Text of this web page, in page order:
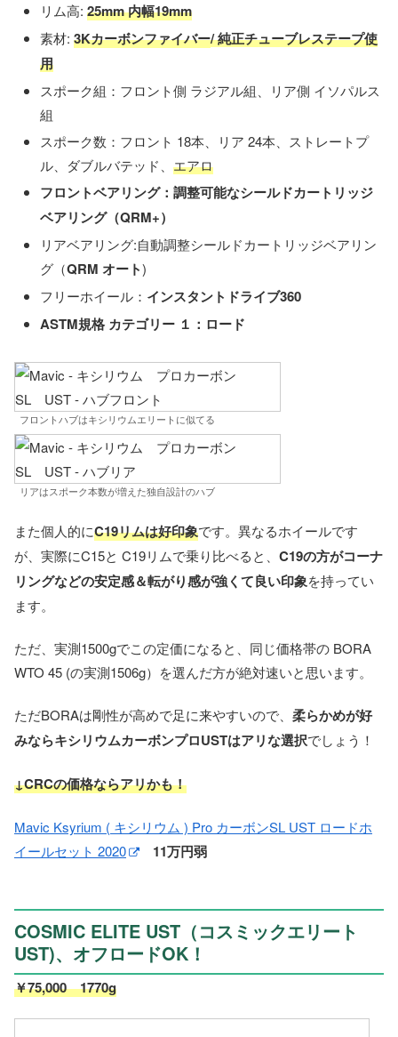
リム高: 25mm 内幅19mm
素材: 3Kカーボンファイバー/ 純正チューブレステープ使
用
スポーク組：フロント側 ラジアル組、リア側 イソパルス
組
スポーク数：フロント 18本、リア 24本、ストレートプ
ル、ダブルバテッド、 エアロ
フロントベアリング：調整可能なシールドカートリッジ
ベアリング（QRM+）
リアベアリング:自動調整シールドカートリッジベアリン
グ（QRM オート)
フリーホイール： インスタントドライブ360
ASTM規格 カテゴリー １：ロード
フロントハブはキシリウムエリートに似てる
リアはスポーク本数が増えた独自設計のハブ
また個人的にC19リムは好印象です。異なるホイールです
が、実際にC15と C19リムで乗り比べると、 C19の方がコーナ
リングなどの安定感＆転がり感が強くて良い印象を持ってい
ます。
ただ、実測1500gでこの定価になると、同じ価格帯の BORA
WTO 45 (の実測1506g）を選んだ方が絶対速いと思います。
ただBORAは剛性が高めで足に来やすいので、 柔らかめが好
みならキシリウムカーボンプロUSTはアリな選択でしょう！
↓CRCの価格ならアリかも！
Mavic Ksyrium ( キシリウム ) Pro カーボンSL UST ロードホ
イールセット 2020
11万円弱
COSMIC ELITE UST（コスミックエリート
UST)、オフロードOK！
￥75,000 1770g